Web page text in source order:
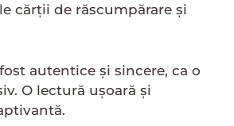
cărții de răscumpărare și
autentice și sincere, ca o
O lectură ușoară și